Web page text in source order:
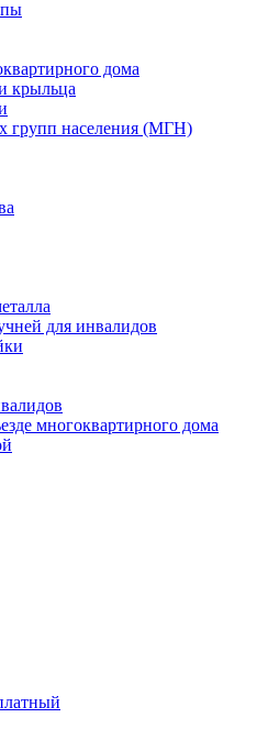
дома
крыльца
групп населения (МГН)
для инвалидов
многоквартирного дома